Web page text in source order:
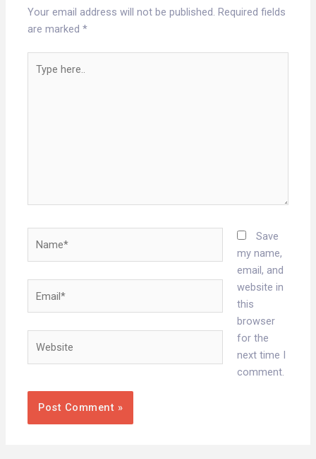
Your email address will not be published. Required fields
are marked*
here..
Save
my name,
email, and
website in
this
browser
for the
next time I
comment.